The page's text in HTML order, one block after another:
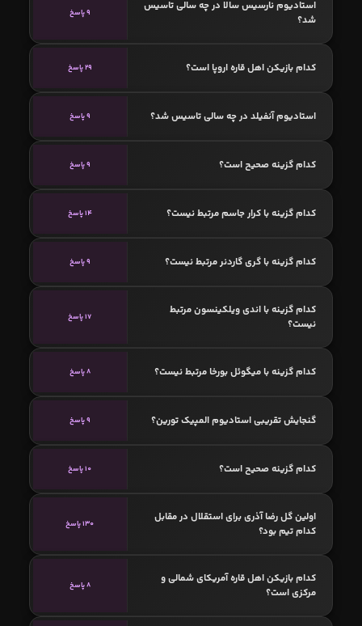
استادیوم نارسیس سالا در چه سالی تاسیس
شد؟
9 پاسخ
کدام بازیکن اهل قاره اروپا است؟ 29 پاسخ
استادیوم آنفیلد در چه سالی تاسیس شد؟ 9 پاسخ
کدام گزینه صحیح است؟ 9 پاسخ
کدام گزینه با کرار جاسم مرتبط نیست؟ 14 پاسخ
کدام گزینه با گری گاردنر مرتبط نیست؟ 9 پاسخ
کدام گزینه با اندی ویلکینسون مرتبط
نیست؟
17 پاسخ
کدام گزینه با میگوئل بورخا مرتبط نیست؟ 8 پاسخ
گنجایش تقریبی استادیوم المپیک تورین؟ 9 پاسخ
کدام گزینه صحیح است؟ 10 پاسخ
اولین گل رضا آذری برای استقلال در مقابل
کدام تیم بود؟
130 پاسخ
کدام بازیکن اهل قاره آمریکای شمالی و
مرکزی است؟
8 پاسخ